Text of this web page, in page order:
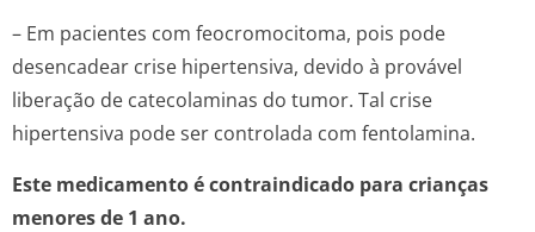
– Em pacientes com feocromocitoma, pois pode
desencadear crise hipertensiva, devido à provável
liberação de catecolaminas do tumor. Tal crise
hipertensiva pode ser controlada com fentolamina.
Este medicamento é contraindicado para crianças
menores de 1 ano.